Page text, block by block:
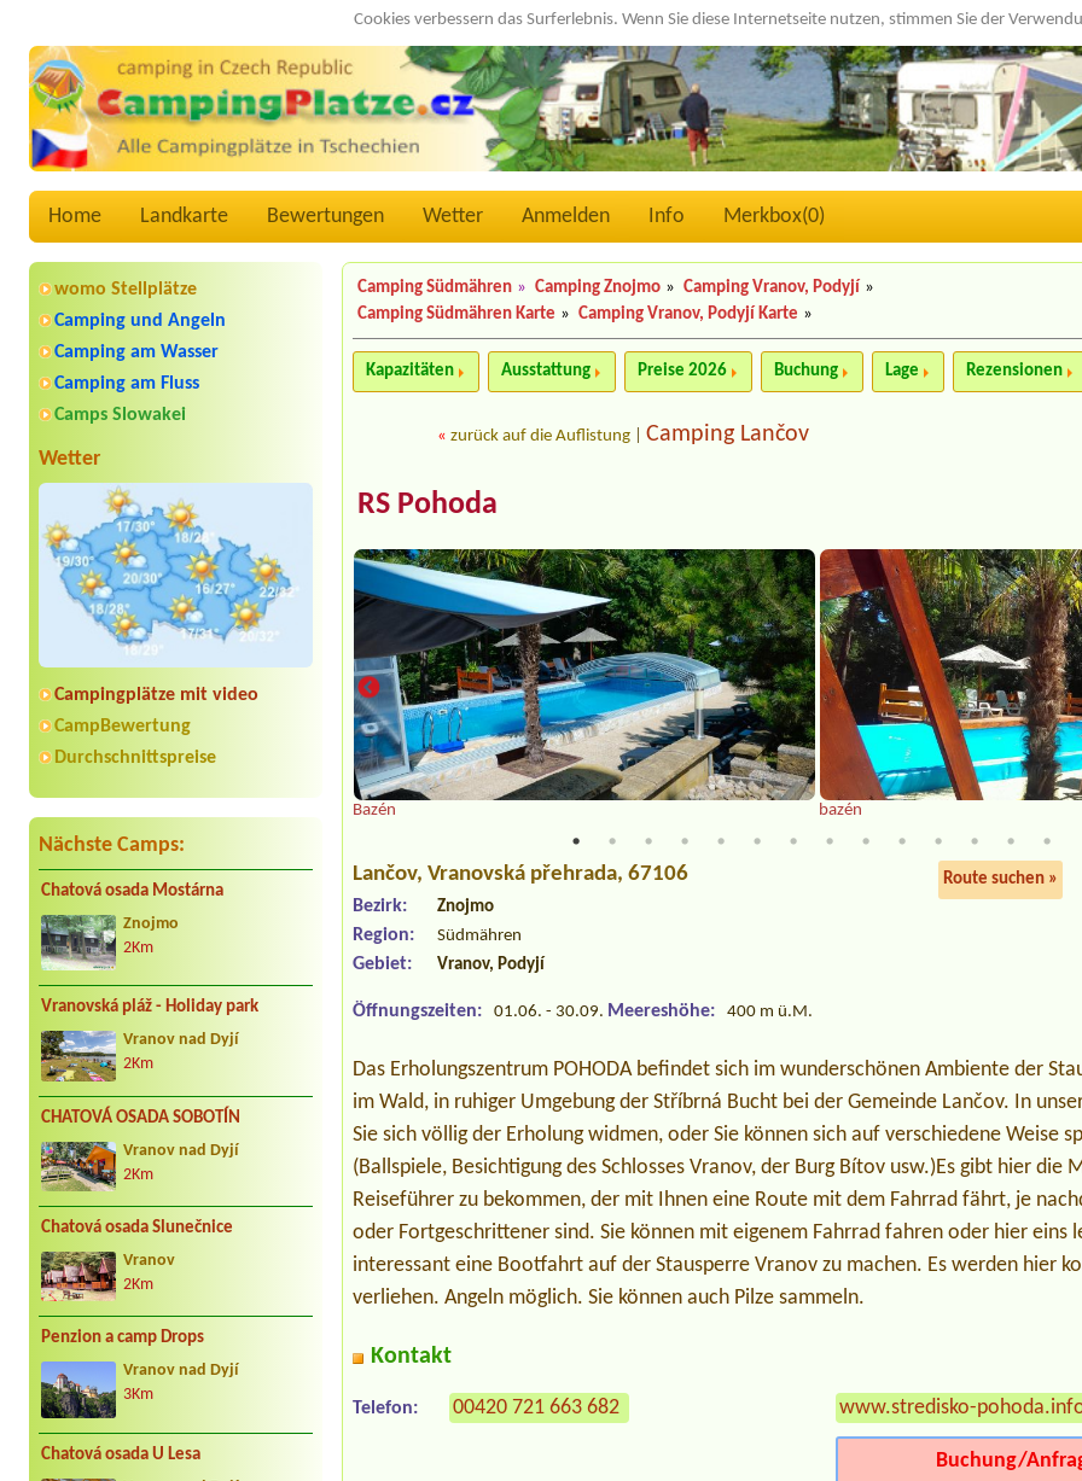
Cookies verbessern das Surferlebnis. Wenn Sie diese Internetseite nutzen, stimmen Sie der
Home Landkarte Bewertungen Wetter Anmelden Info Merkbox(0)
womo Stellplätze
Camping und Angeln
Camping am Wasser
Camping am Fluss
Camps Slowakei
Wetter
Campingplätze mit video
CampBewertung
Durchschnittspreise
Nächste Camps:
Chatová osada Mostárna
Znojmo
2Km
Vranovská pláž - Holiday park
Vranov nad Dyjí
2Km
CHATOVÁ OSADA SOBOTÍN
Vranov nad Dyjí
2Km
Chatová osada Slunečnice
Vranov
2Km
Penzion a camp Drops
Vranov nad Dyjí
3Km
Chatová osada U Lesa
Camping Südmähren » Camping Znojmo » Camping Vranov, Podyjí »
Camping Südmähren Karte » Camping Vranov, Podyjí Karte »
Kapazitäten Ausstattung Preise 2026 Buchung Lage Rezensionen
«zurück auf die Auflistung |Camping Lančov
RS Pohoda
Bazén bazén
Lančov, Vranovská přehrada, 67106 Route suchen »
Bezirk: Znojmo
Region: Südmähren
Gebiet: Vranov, Podyjí
Öffnungszeiten: 01.06. - 30.09. Meereshöhe: 400 m ü.M.
Das Erholungszentrum POHODA befindet sich im wunderschönen Ambiente der
im Wald, in ruhiger Umgebung der Stříbrná Bucht bei der Gemeinde Lančov. In
Sie sich völlig der Erholung widmen, oder Sie können sich auf verschiedene Weise
(Ballspiele, Besichtigung des Schlosses Vranov, der Burg Bítov usw.)Es gibt hier die
Reiseführer zu bekommen, der mit Ihnen eine Route mit dem Fahrrad fährt, je
oder Fortgeschrittener sind. Sie können mit eigenem Fahrrad fahren oder hier eins
interessant eine Bootfahrt auf der Stausperre Vranov zu machen. Es werden hier
verliehen. Angeln möglich. Sie können auch Pilze sammeln.
Kontakt
Telefon: 00420 721 663 682 www.stredisko-
Buchung/